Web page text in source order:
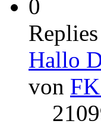
0
Replies
Hallo
von